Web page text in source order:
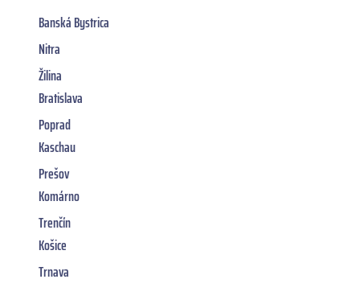
Banská Bystrica
Nitra
Žilina
Bratislava
Poprad
Kaschau
Prešov
Komárno
Trenčín
Košice
Trnava